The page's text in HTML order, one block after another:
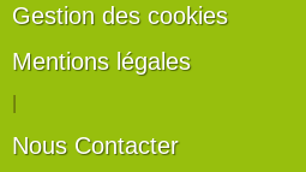
Gestion des cookies
Mentions légales
Nous Contacter